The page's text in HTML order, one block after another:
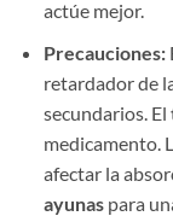
actúe mejor.
Precauciones:​
retardador de
secundarios. El ​
medicamento.
afectar la
ayunas para